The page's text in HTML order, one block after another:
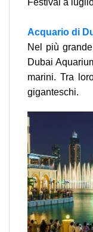
Festival a
Acquario di
Nel più
Dubai
marini. Tra
giganteschi.